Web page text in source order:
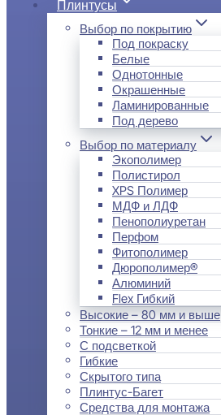
Плинтусы
Выбор по покрытию
Под покраску
Белые
Однотонные
Окрашенные
Ламинированные
Под дерево
Выбор по материалу
Экополимер
Полистирол
XPS Полимер
МДФ и ЛДФ
Пенополиуретан
Перфом
Фитополимер
Дюрополимер®
Алюминий
Flex Гибкий
Высокие – 80 мм и выше
Тонкие – 12 мм и менее
С подсветкой
Гибкие
Скрытого типа
Плинтус-Багет
Средства для монтажа